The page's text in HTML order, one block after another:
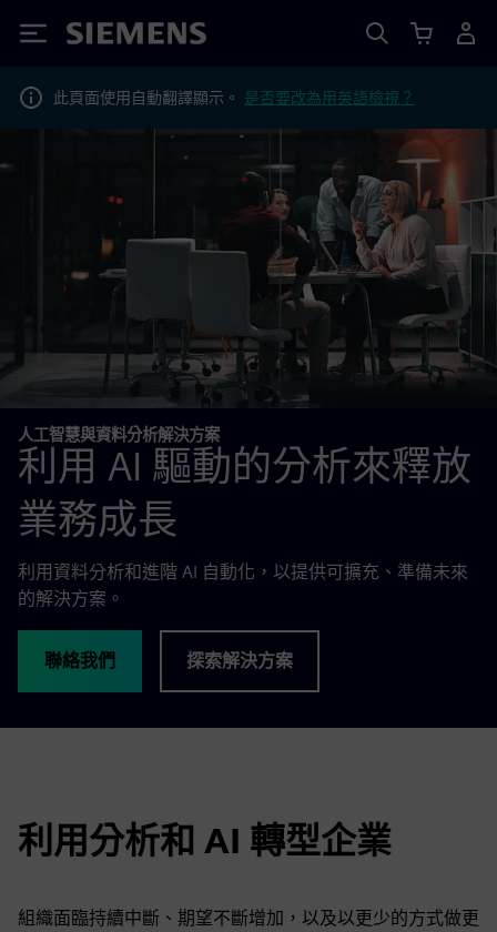
Siemens
此頁面使用自動翻譯顯示。 是否要改為用英語檢視？
人工智慧與資料分析解決方案
利用 AI 驅動的分析來釋放
業務成長
利用資料分析和進階 AI 自動化，以提供可擴充、準備未來
的解決方案。
聯絡我們 探索解決方案
利用分析和 AI 轉型企業
組織面臨持續中斷、期望不斷增加，以及以更少的方式做更